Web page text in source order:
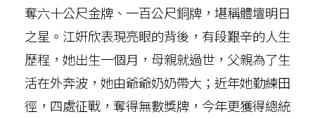
奪六十公尺金牌、一百公尺銅牌，堪稱體壇明日
之星。江姸欣表現亮眼的背後，有段艱辛的人生
歷程，她出生一個月，母親就過世，父親為了生
活在外奔波，她由爺爺奶奶帶大；近年她勤練田
徑，四處征戰，奪得無數獎牌，今年更獲得總統